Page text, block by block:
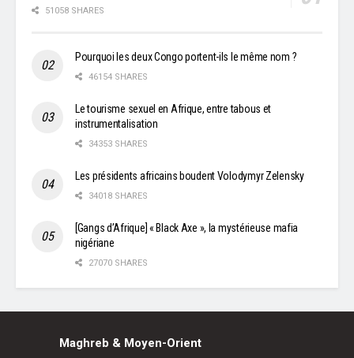
51058 SHARES
Pourquoi les deux Congo portent-ils le même nom ?
46154 SHARES
Le tourisme sexuel en Afrique, entre tabous et
instrumentalisation
34353 SHARES
Les présidents africains boudent Volodymyr Zelensky
34018 SHARES
[Gangs d’Afrique] « Black Axe », la mystérieuse mafia
nigériane
27070 SHARES
Maghreb & Moyen-Orient